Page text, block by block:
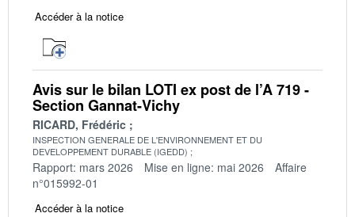
Accéder à la notice
Avis sur le bilan LOTI ex post de l’A 719 -
Section Gannat-Vichy
RICARD, Frédéric
INSPECTION GENERALE DE L'ENVIRONNEMENT ET DU
DEVELOPPEMENT DURABLE (IGEDD)
Rapport: mars 2026 Mise en ligne: mai 2026
Affaire
n°015992-01
Accéder à la notice